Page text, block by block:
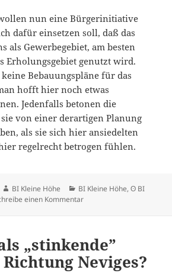
nun eine Bürgerinitiative
dafür einsetzen soll, daß das
als Gewerbegebiet, am besten
Erholungsgebiet genutzt wird.
Bebauungspläne für das
hofft hier noch etwas
Jedenfalls betonen die
von einer derartigen Planung
als sie sich hier ansiedelten
regelrecht betrogen fühlen.
Autor
BI Kleine Höhe Kategorien
BI Kleine Höhe,ʘ BI
einen Kommentarzu Velbert-Neviges
„stinkende”
Neviges?